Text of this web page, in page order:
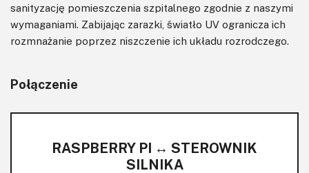
sanityzację pomieszczenia szpitalnego zgodnie z naszymi
wymaganiami. Zabijając zarazki, światło UV ogranicza ich
rozmnażanie poprzez niszczenie ich układu rozrodczego.
Połączenie
RASPBERRY PI ↔ STEROWNIK
SILNIKA